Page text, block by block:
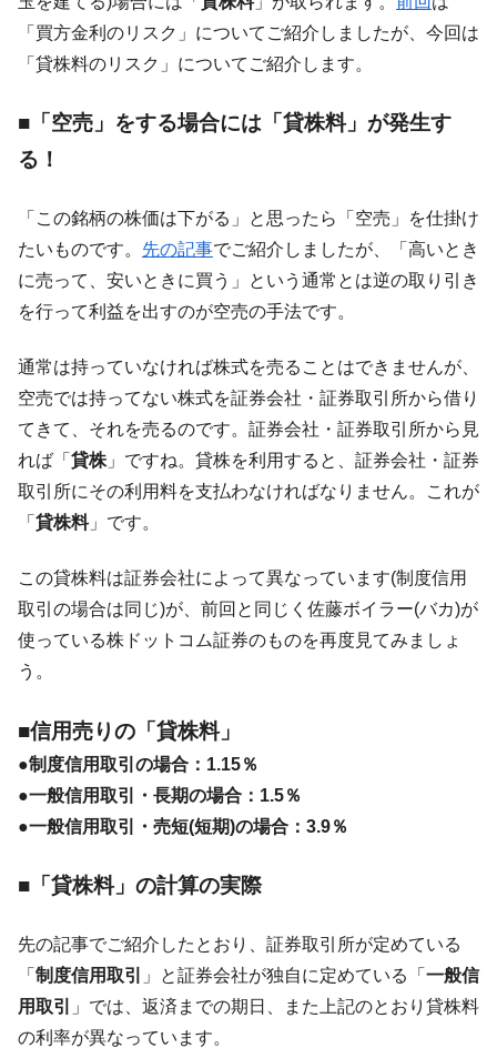
『Money1』
韓国型イージス搭載の次世代駆逐艦
「KDDX」1番艦、2032年竣工と公示
『Money1』
【対日本円】ウォン安が急進！ 日米の協調
『Money1』
韓国政府『BYD』車への補助金を全廃 ⇒ 実
は韓国で『BYD』車は売れている。6カ月で対前年同期比
1.9倍！
『Money1』
在韓米国大使スティールが着韓！⇒ さっそ
く空港に詰めかけ「出て行け！」「極右勢力」のプラカー
ドを掲げる「在韓反米勢力」
韓国政府「2035年までに18.4GW規模のAIデ
ータセンター整備」⇒ だから無理だってば。
『Money1』
JPモルガン「韓国レバレッジETFの清算は
『Money1』
韓国『国民年金公団』株価暴落で200兆蒸
『Money1』
韓国政府「ニセＫ-ブランドを通報しようキ
ャンペーン」⇒ あの名物教授も登場！
ぎ」では。
『Money1』
韓国鉄鋼最大手『POSCO』ズブズブ沈む。
営業利益80.2％も減少
『Money1』
韓国ボンクラ政策室長･金容範、株価暴落に
他人事のような発言。
『Money1』
韓国半導体『SKハイニックス』2026年2Qの
業績「史上最高益」当期純利益は前年同期比13.4倍に。
『Money1』
韓国･加徳島新国際空港「またも暗礁」の危
機 ⇒ 10.7兆では損が出るからできない。
『Money1』
【速報】韓国株式市場の暴落・本日07月29
日(水)もサイドカー・サーキットブレイカーの二段コンボ
発動！
『Money1』
IT産業は人を雇用する効果は低い。全産業の
「買方金利のリスク」についてご紹介しましたが、今回は
「貸株料のリスク」についてご紹介します。
■「空売」をする場合には「貸株料」が発生す
る！
「この銘柄の株価は下がる」と思ったら「空売」を仕掛け
たいものです。 先の記事でご紹介しましたが、「高いとき
に売って、安いときに買う」という通常とは逆の取り引き
を行って利益を出すのが空売の手法です。
通常は持っていなければ株式を売ることはできませんが、
空売では持ってない株式を証券会社・証券取引所から借り
てきて、それを売るのです。証券会社・証券取引所から見
れば「 貸株 」ですね。貸株を利用すると、証券会社・証券
取引所にその利用料を支払わなければなりません。これが
「 貸株料」です。
この貸株料は証券会社によって異なっています(制度信用
取引の場合は同じ)が、前回と同じく佐藤ボイラー(バカ)が
使っている株ドットコム証券のものを再度見てみましょ
う。
■信用売りの「貸株料」
●制度信用取引の場合：1.15％
●一般信用取引・長期の場合：1.5％
●一般信用取引・売短(短期)の場合：3.9％
■「貸株料」の計算の実際
先の記事でご紹介したとおり、証券取引所が定めている
「 制度信用取引 」と証券会社が独自に定めている「 一般信
用取引
」では、返済までの期日、また上記のとおり貸株料
の利率が異なっています。